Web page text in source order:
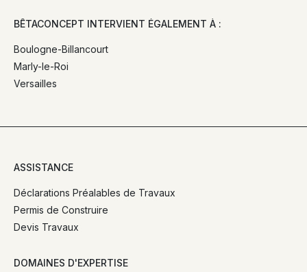
BÊTACONCEPT INTERVIENT ÉGALEMENT À :
Boulogne-Billancourt
Marly-le-Roi
Versailles
ASSISTANCE
Déclarations Préalables de Travaux
Permis de Construire
Devis Travaux
DOMAINES D'EXPERTISE